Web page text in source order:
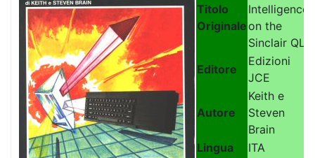
Titolo
Originale
Intelligence
on the
Sinclair QL
Editore
Edizioni
JCE
Autore
Keith e
Steven
Brain
Lingua
ITA